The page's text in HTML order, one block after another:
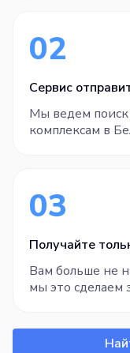
02
Сервис
Мы ведем
комплексам в
03
Получайте
Вам больше не
мы это сделаем